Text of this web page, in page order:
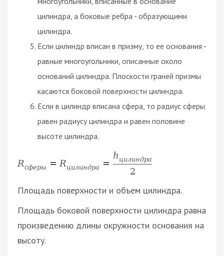
цилиндра, а боковые ребра - образующими
цилиндра.
Если цилиндр вписан в призму, то ее основания -
равные многоугольники, описанные около
оснований цилиндра. Плоскости граней призмы
касаются боковой поверхности цилиндра.
Если в цилиндр вписана сфера, то радиус сферы
равен радиусу цилиндра и равен половине
высоте цилиндра.
Rсферы = Rцилиндра =
h цилиндра
2
Площадь поверхности и объем цилиндра.
Площадь боковой поверхности цилиндра равна
произведению длины окружности основания на
высоту.